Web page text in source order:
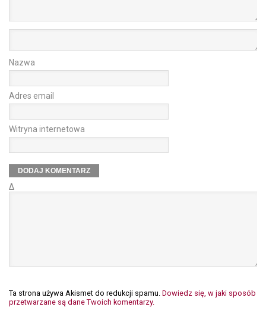
Nazwa
Adres email
Witryna internetowa
Δ
Ta strona używa Akismet do redukcji spamu. Dowiedz się, w jaki sposób
przetwarzane są dane Twoich komentarzy.